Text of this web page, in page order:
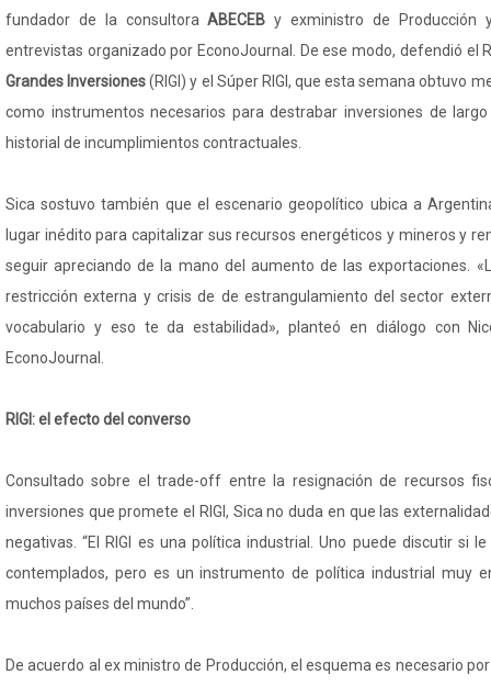
fundador de la consultoraABECEBy exministro de Producción
entrevistas organizado por EconoJournal. De ese modo, defendió el
Grandes Inversiones(RIGI) y el Súper RIGI, que esta semana obtuvo
como instrumentos necesarios para destrabar inversiones de
historial de incumplimientos contractuales.
Sica sostuvo también que el escenario geopolítico ubica a
lugar inédito para capitalizar sus recursos energéticos y mineros y
seguir apreciando de la mano del aumento de las exportaciones.
restricción externa y crisis de de estrangulamiento del sector
vocabulario y eso te da estabilidad», planteó en diálogo con
EconoJournal.
RIGI: el efecto del converso
Consultado sobre el trade-off entre la resignación de recursos
inversiones que promete el RIGI, Sica no duda en que las
negativas. “El RIGI es una política industrial. Uno puede discutir si
contemplados, pero es un instrumento de política industrial muy
muchos países del mundo”.
De acuerdo al ex ministro de Producción, el esquema es necesario